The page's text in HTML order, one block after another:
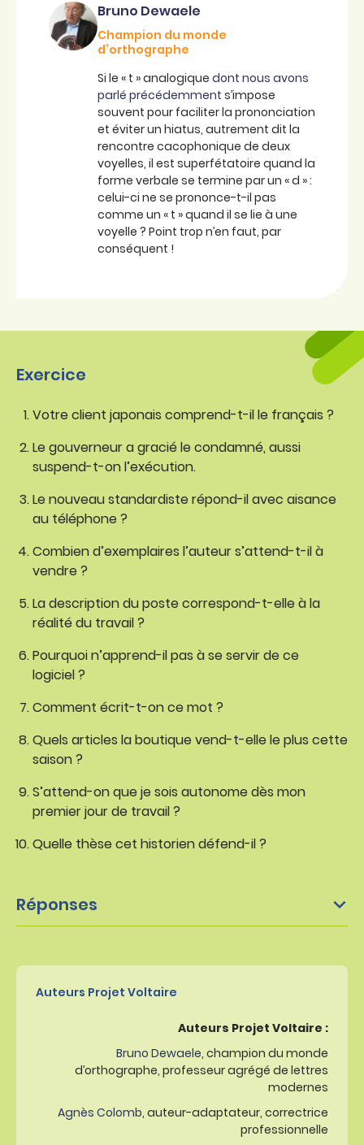
Bruno Dewaele
Champion du monde
d’orthographe
Si le « t » analogique dont nous avons
parlé précédemment s’impose
souvent pour faciliter la prononciation
et éviter un hiatus, autrement dit la
rencontre cacophonique de deux
voyelles, il est superfétatoire quand la
forme verbale se termine par un « d » :
celui-ci ne se prononce-t-il pas
comme un « t » quand il se lie à une
voyelle ? Point trop n’en faut, par
conséquent !
Exercice
Votre client japonais comprend-t-il le français ?
Le gouverneur a gracié le condamné, aussi
suspend-t-on l’exécution.
Le nouveau standardiste répond-il avec aisance
au téléphone ?
Combien d’exemplaires l’auteur s’attend-t-il à
vendre ?
La description du poste correspond-t-elle à la
réalité du travail ?
Pourquoi n’apprend-il pas à se servir de ce
logiciel ?
Comment écrit-t-on ce mot ?
Quels articles la boutique vend-t-elle le plus cette
saison ?
S’attend-on que je sois autonome dès mon
premier jour de travail ?
Quelle thèse cet historien défend-il ?
Réponses
Auteurs Projet Voltaire
Auteurs Projet Voltaire :
Bruno Dewaele, champion du monde
d’orthographe, professeur agrégé de lettres
modernes
Agnès Colomb, auteur-adaptateur, correctrice
professionnelle